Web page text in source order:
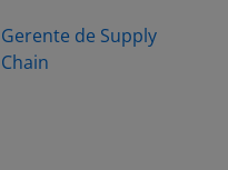
Gerente de Supply
Chain